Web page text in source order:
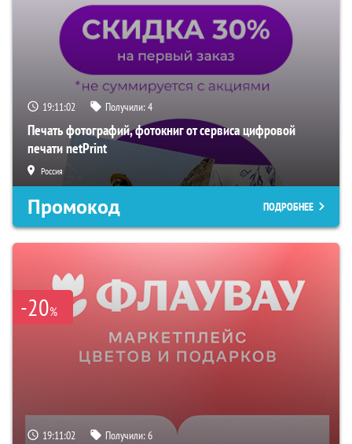
19:11:01 Получили:4
Печать фотографий, фотокниг от сервиса цифровой
печати netPrint
Россия
Промокод ПОДРОБНЕЕ
-20%
19:11:01 Получили:6